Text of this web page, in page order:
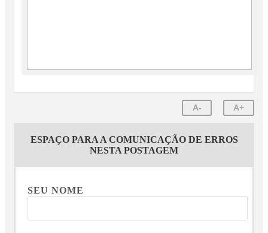
A- A+
ESPAÇO PARA A COMUNICAÇÃO DE ERROS
NESTA POSTAGEM
SEU NOME